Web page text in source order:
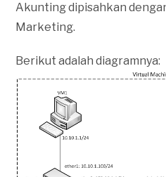
Akunting dipisahkan
Marketing.
Berikut adalah diagramnya: